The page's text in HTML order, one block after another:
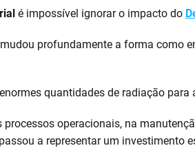
é impossível ignorar o impacto do
mudou profundamente a forma como
quantidades de radiação para
operacionais, na
a representar um investimento